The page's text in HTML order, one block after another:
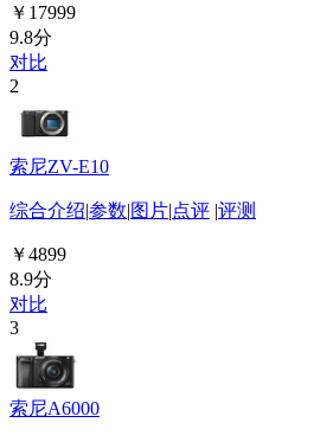
￥17999
9.8分
对比
2
索尼ZV-E10
综合介绍|参数|图片|点评 |评测
￥4899
8.9分
对比
3
索尼A6000